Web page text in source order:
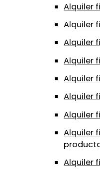
Alquiler
Alquiler
Alquiler
Alquiler
Alquiler
Alquiler
Alquiler
Alquiler
Alquiler